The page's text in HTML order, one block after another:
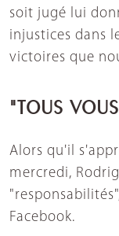
soit jugé lui
injustices dans
victoires que
"TOUS
Alors qu'il
mercredi,
Facebook.